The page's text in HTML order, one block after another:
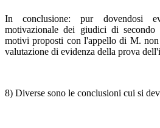
In conclusione: pur dovendosi
motivazionale dei giudici di
motivi proposti con l'appello di M.
valutazione di evidenza della prova
8) Diverse sono le conclusioni cui si